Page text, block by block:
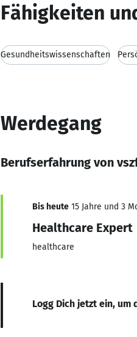
Fähigkeiten
Gesundheitswissenschaften
Werdegang
Berufserfahrung von
Bis heute 15 Jahre und 3
Healthcare Expert
healthcare
Logg Dich jetzt ein, um